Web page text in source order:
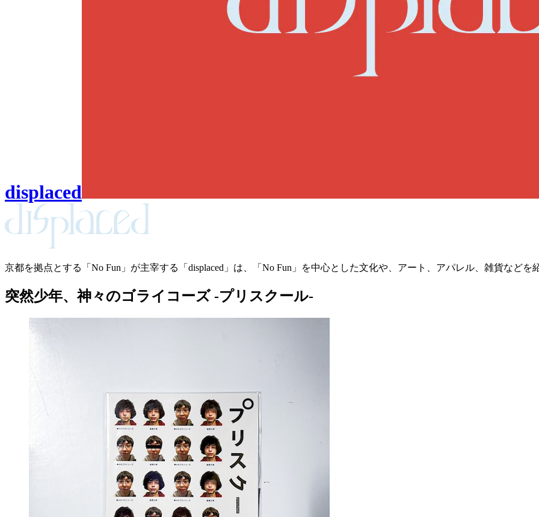
displaced
京都を拠点とする「No Fun」が主宰する「displaced」は、「No Fun」を中心とした文化や、アート、アパレル、雑貨などを
突然少年、神々のゴライコーズ -プリスクール-